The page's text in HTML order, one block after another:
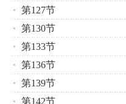
第127节
第130节
第133节
第136节
第139节
第142节